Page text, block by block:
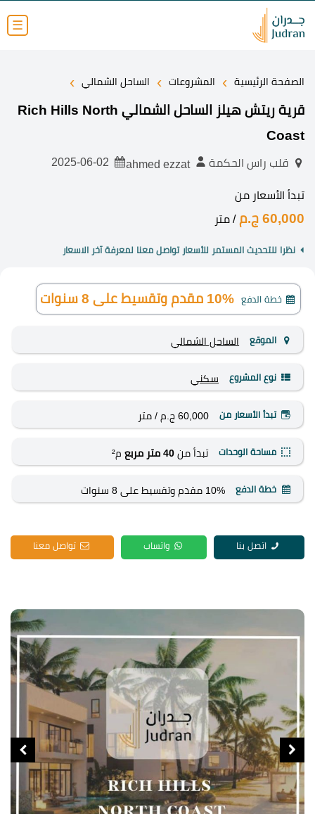
☰
الصفحة الرئيسية › المشروعات › الساحل الشمالي ›
قرية ريتش هيلز الساحل الشمالي Rich Hills North
Coast
قلب راس الحكمة ahmed ezzat
تبدأ الأسعار من
60,000 ج.م / متر
نظرا للتحديث المستمر للأسعار تواصل معنا لمعرفة آخر الاسعار
خطة الدفع 10% مقدم وتقسيط على 8 سنوات
الموقع الساحل الشمالي
نوع المشروع سكني
تبدأ الأسعار من 60,000 ج.م / متر
مساحة الوحدات تبدأ من 40 متر مربع م²
خطة الدفع 10% مقدم وتقسيط على 8 سنوات
اتصل بنا واتساب تواصل معنا